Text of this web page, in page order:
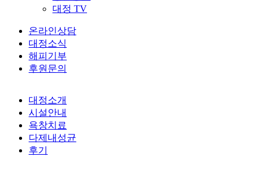
대정 TV
온라인상담
대정소식
해피기부
후원문의
대정소개
시설안내
욕창치료
다제내성균
후기